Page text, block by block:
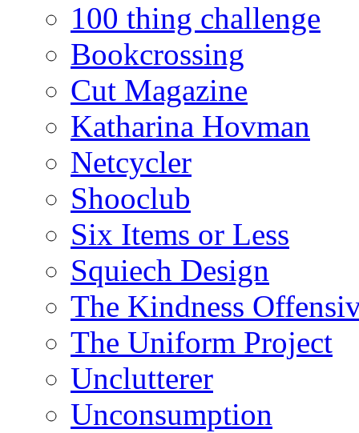
100 thing challenge
Bookcrossing
Cut Magazine
Katharina Hovman
Netcycler
Shooclub
Six Items or Less
Squiech Design
The Kindness
The Uniform Project
Unclutterer
Unconsumption